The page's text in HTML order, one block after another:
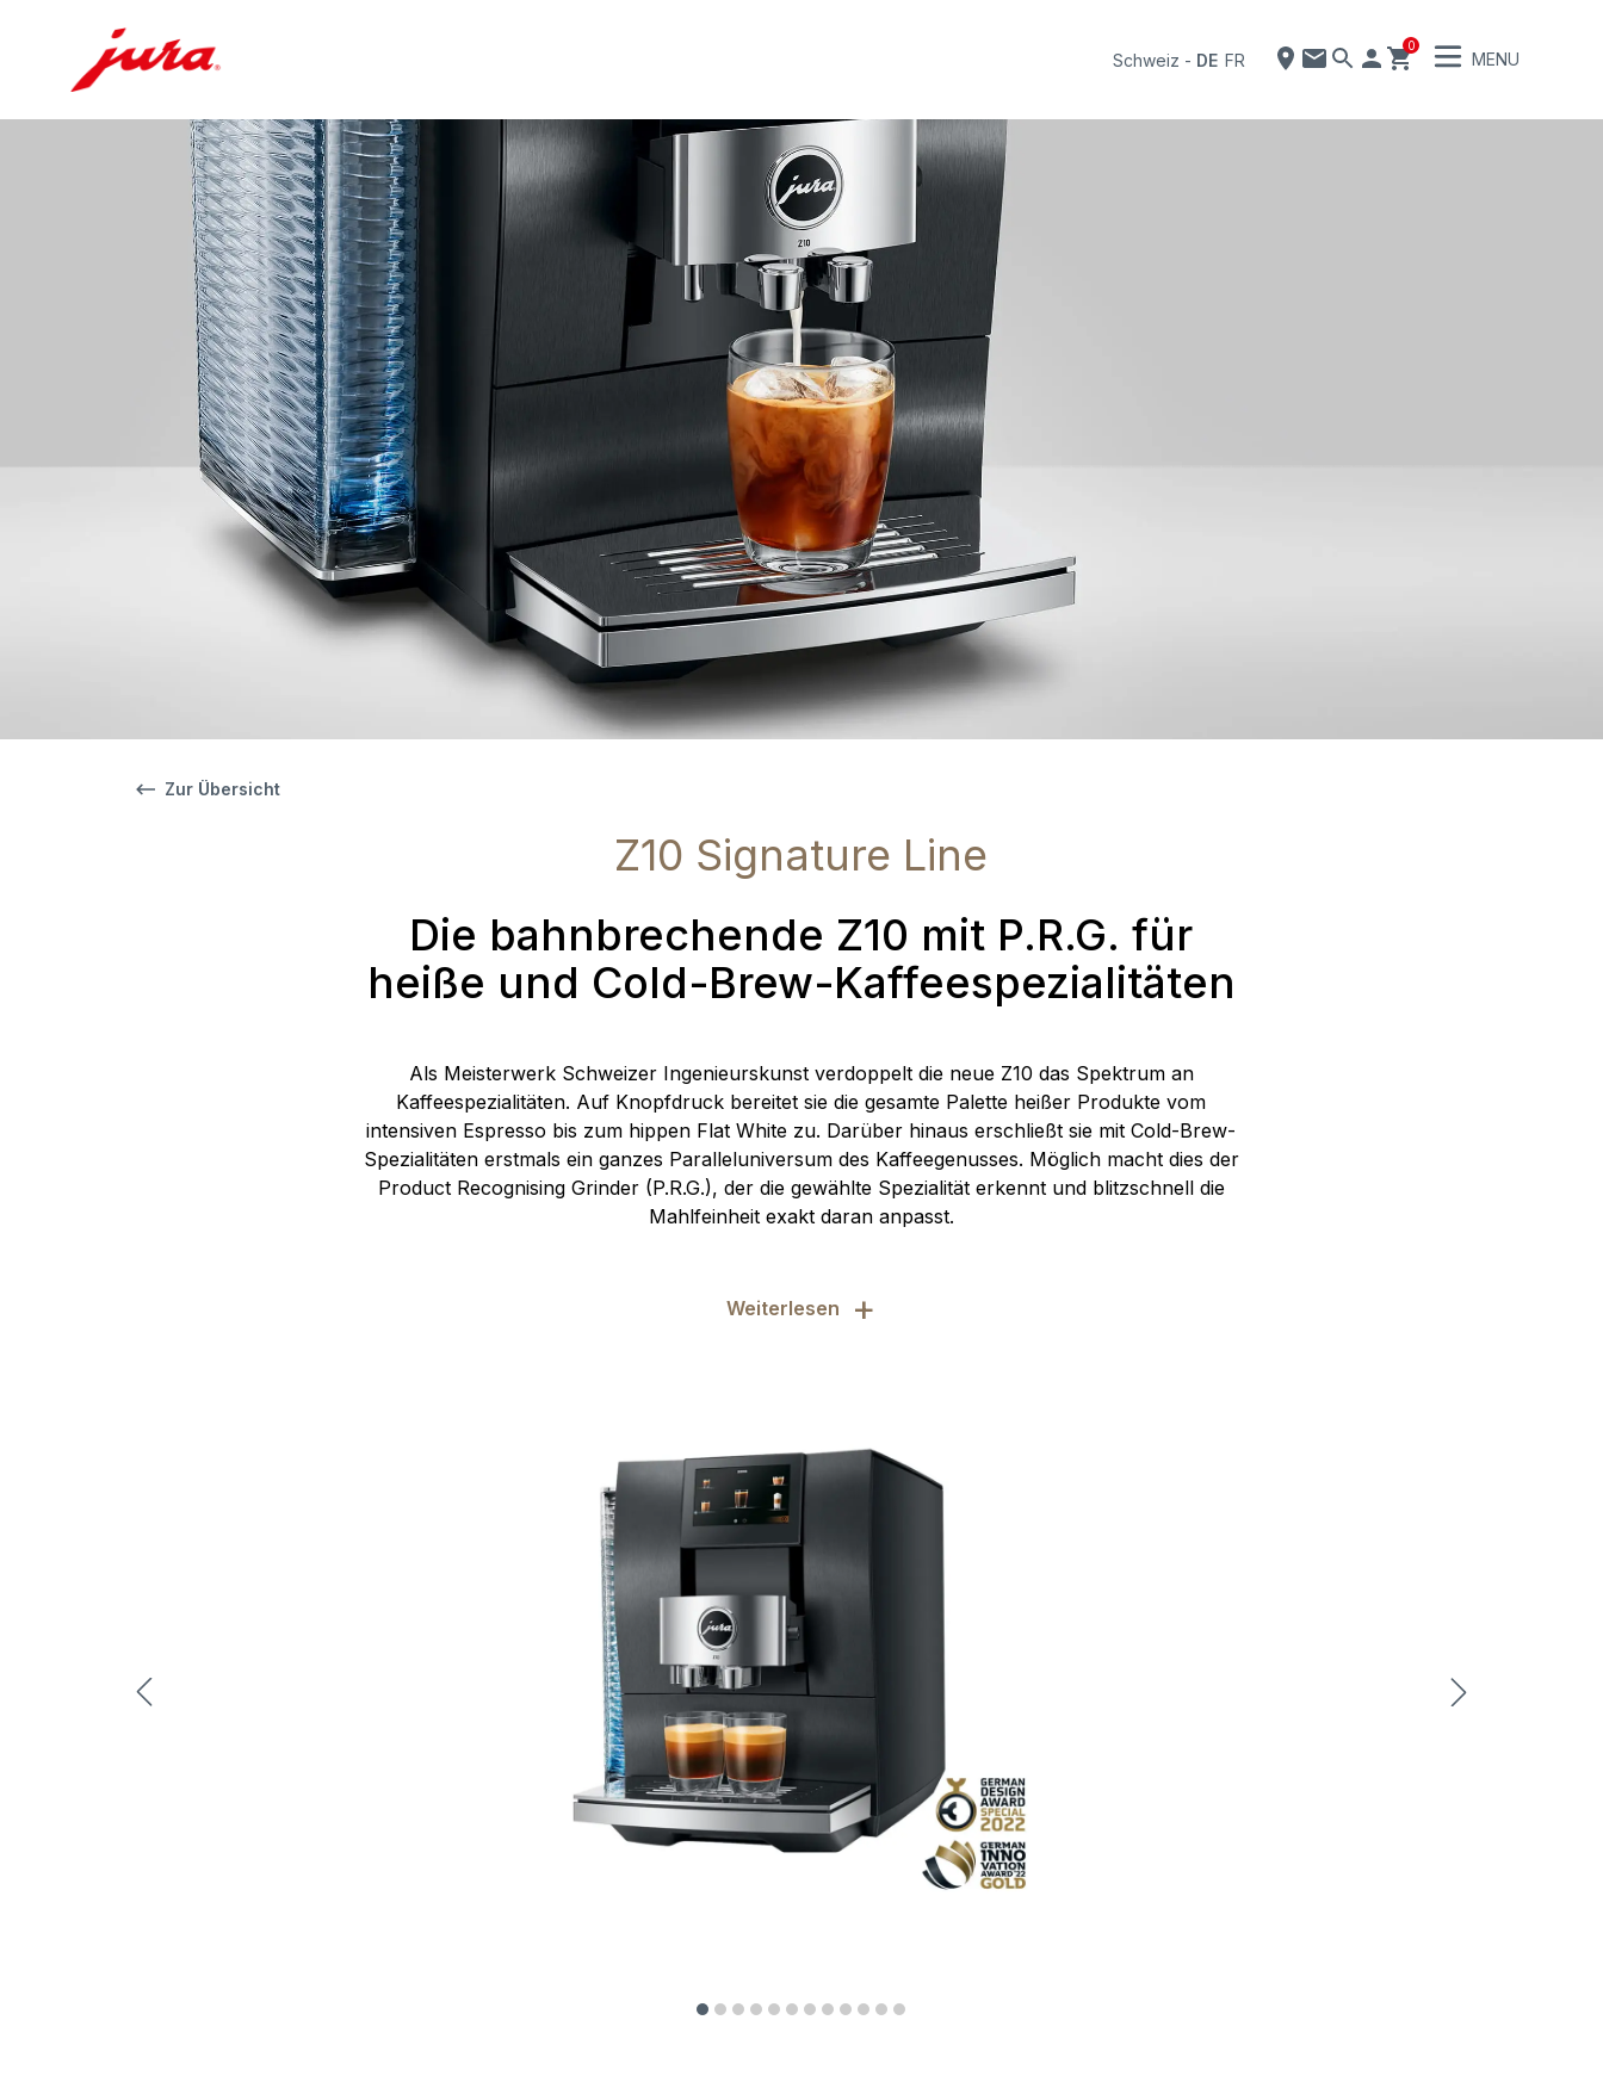
Schweiz - DE FR
0
MENU
Zur Übersicht
Z10 Signature Line
Die bahnbrechende Z10 mit P.R.G. für
heiße und Cold-Brew-Kaffeespezialitäten
Als Meisterwerk Schweizer Ingenieurskunst verdoppelt die neue Z10 das Spektrum an
Kaffeespezialitäten. Auf Knopfdruck bereitet sie die gesamte Palette heißer Produkte vom
intensiven Espresso bis zum hippen Flat White zu. Darüber hinaus erschließt sie mit Cold-Brew-
Spezialitäten erstmals ein ganzes Paralleluniversum des Kaffeegenusses. Möglich macht dies der
Product Recognising Grinder (P.R.G.), der die gewählte Spezialität erkennt und blitzschnell die
Mahlfeinheit exakt daran anpasst.
Weiterlesen +